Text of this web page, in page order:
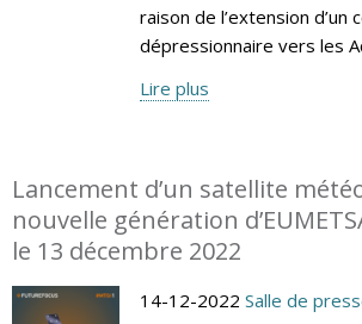
raison de l’extension d’un
dépressionnaire vers les
Lire plus
Lancement d’un satellite
nouvelle génération
le 13 décembre 2022
14-12-2022 Salle de